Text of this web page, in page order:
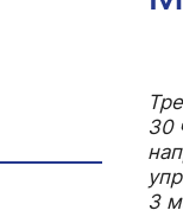
30
3